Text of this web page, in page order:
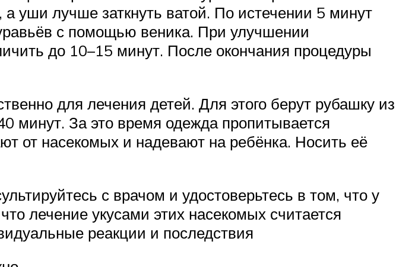
уши лучше заткнуть ватой. По истечении 5 минут
с помощью веника. При улучшении
до 10–15 минут. После окончания процедуры
для лечения детей. Для этого берут рубашку из
минут. За это время одежда пропитывается
от насекомых и надевают на ребёнка. Носить её
с врачом и удостоверьтесь в том, что у
лечение укусами этих насекомых считается
реакции и последствия